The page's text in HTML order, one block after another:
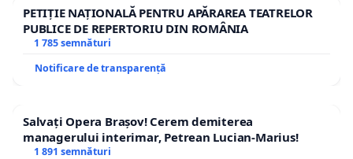
PETIȚIE NAȚIONALĂ PENTRU APĂRAREA TEATRELOR
PUBLICE DE REPERTORIU DIN ROMÂNIA
1 785 semnături
Notificare de transparență
Salvați Opera Brașov! Cerem demiterea
managerului interimar, Petrean Lucian-Marius!
1 891 semnături